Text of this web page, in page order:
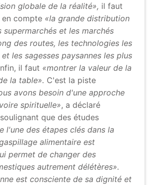
globale de la réalité», il faut
compte «la grande distribution
supermarchés et les marchés
des routes, les technologies les
les sagesses paysannes les plus
il faut «montrer la valeur de la
la table». C'est la piste
avons besoin d'une approche
spirituelle», a déclaré
soulignant que des études
l'une des étapes clés dans la
alimentaire est
permet de changer des
autrement délétères».
est consciente de sa dignité et